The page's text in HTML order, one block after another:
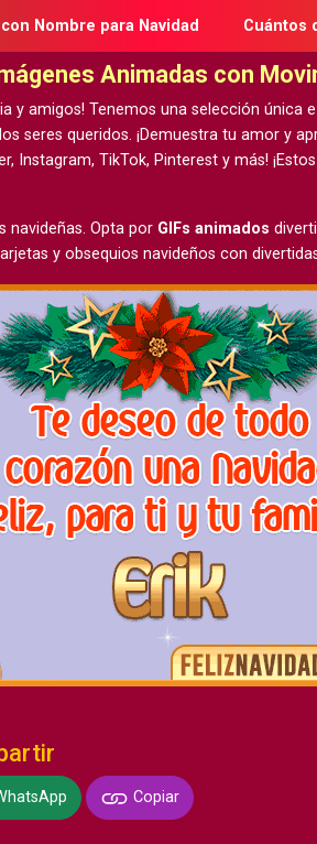
Nombre para Navidad Cuántos
Animadas con
y amigos! Tenemos una selección única
seres queridos. ¡Demuestra tu amor y
Instagram, TikTok, Pinterest y más! ¡Estos
navideñas. Opta por GIFs animados
y obsequios navideños con
Copiar